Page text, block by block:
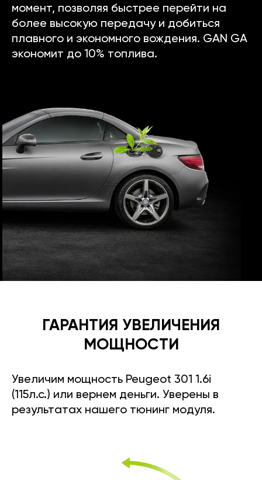
момент, позволяя быстрее перейти на
более высокую передачу и добиться
плавного и экономного вождения. GAN GA
экономит до 10% топлива.
ГАРАНТИЯ УВЕЛИЧЕНИЯ
МОЩНОСТИ
Увеличим мощность Peugeot 301 1.6i
(115л.с.) или вернем деньги. Уверены в
результатах нашего тюнинг модуля.